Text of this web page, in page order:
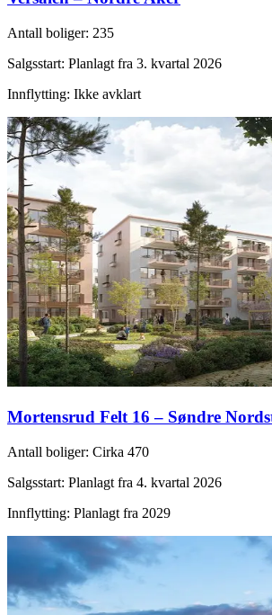
Antall boliger: 235
Salgsstart: Planlagt fra 3. kvartal 2026
Innflytting: Ikke avklart
Mortensrud Felt 16 – Søndre
Antall boliger: Cirka 470
Salgsstart: Planlagt fra 4. kvartal 2026
Innflytting: Planlagt fra 2029